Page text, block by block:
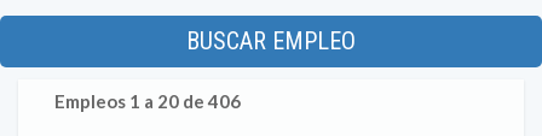
BUSCAR EMPLEO
Empleos 1 a 20 de 406